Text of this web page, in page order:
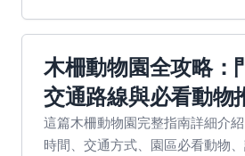
木柵動物園全攻略：
交通路線與必看動物
這篇木柵動物園完整指南詳細介
時間、交通方式、園區必看動物